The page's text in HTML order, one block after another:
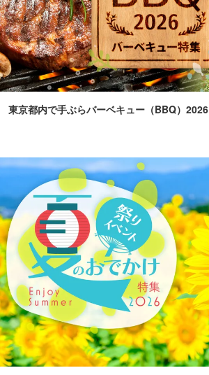
東京都内で手ぶらバーベキュー（BBQ）2026